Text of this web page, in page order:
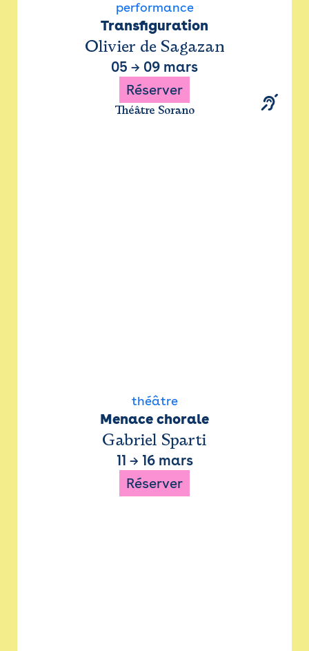
performance
Transfiguration
Olivier de Sagazan
05 → 09 mars
Réserver
Théâtre Sorano
théâtre
Menace chorale
Gabriel Sparti
11 → 16 mars
Réserver